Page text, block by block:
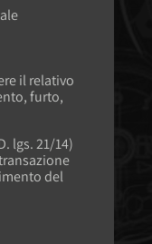
il relativo
furto,
lgs. 21/14)
del